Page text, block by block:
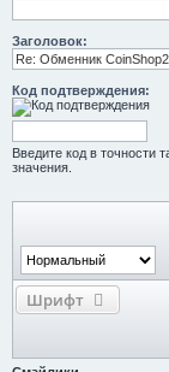
Заголовок:
Код подтверждения:
Введите код в точности
значения.
Шрифт